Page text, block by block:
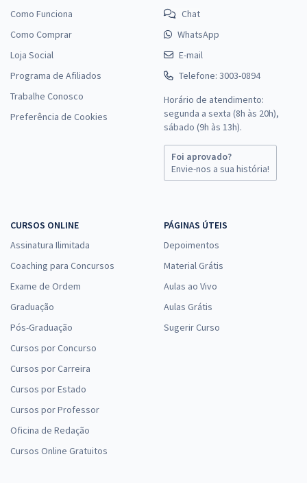
Como Funciona
Como Comprar
Loja Social
Programa de Afiliados
Trabalhe Conosco
Preferência de Cookies
Chat
WhatsApp
E-mail
Telefone: 3003-0894
Horário de atendimento:
segunda a sexta (8h às 20h),
sábado (9h às 13h).
Foi aprovado?
Envie-nos a sua história!
CURSOS ONLINE
Assinatura Ilimitada
Coaching para Concursos
Exame de Ordem
Graduação
Pós-Graduação
Cursos por Concurso
Cursos por Carreira
Cursos por Estado
Cursos por Professor
Oficina de Redação
Cursos Online Gratuitos
PÁGINAS ÚTEIS
Depoimentos
Material Grátis
Aulas ao Vivo
Aulas Grátis
Sugerir Curso